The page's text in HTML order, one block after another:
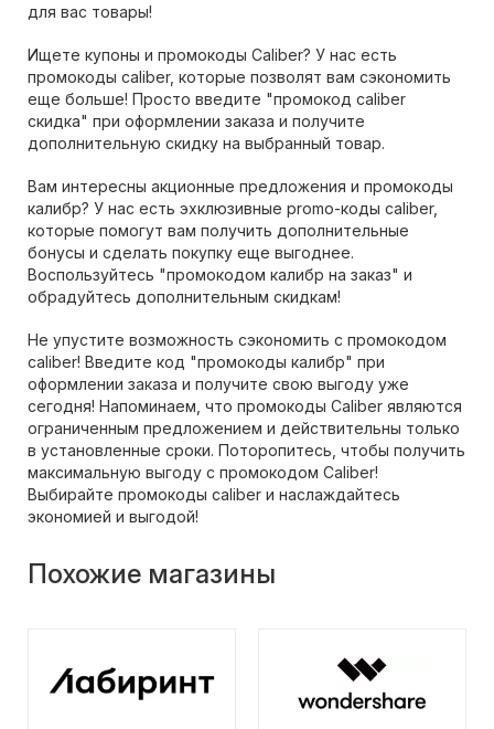
для вас товары!
Ищете купоны и промокоды Caliber? У нас есть
промокоды caliber, которые позволят вам сэкономить
еще больше! Просто введите "промокод caliber
скидка" при оформлении заказа и получите
дополнительную скидку на выбранный товар.
Вам интересны акционные предложения и промокоды
калибр? У нас есть эxклюзивные promo-коды caliber,
которые помогут вам получить дополнительные
бонусы и сделать покупку еще выгоднее.
Воспользуйтесь "промокодом калибр на заказ" и
обрадуйтесь дополнительным скидкам!
Не упустите возможность сэкономить с промокодом
caliber! Введите код "промокоды калибр" при
оформлении заказа и получите свою выгоду уже
сегодня! Напоминаем, что промокоды Caliber являются
ограниченным предложением и действительны только
в установленные сроки. Поторопитесь, чтобы получить
максимальную выгоду с промокодом Caliber!
Выбирайте промокоды caliber и наслаждайтесь
экономией и выгодой!
Похожие магазины